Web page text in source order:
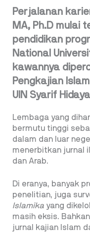
Perjalanan
MA, Ph.D mulai
pendidikan
National
kawannya
Pengkajian
UIN Syarif
Lembaga yang
bermutu tinggi
dalam dan luar
menerbitkan jurnal
dan Arab.
Di eranya, banyak
penelitian, juga
Islamika yang
masih eksis.
jurnal kajian Islam